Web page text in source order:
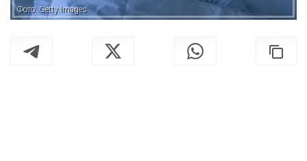
Фото: Getty Images